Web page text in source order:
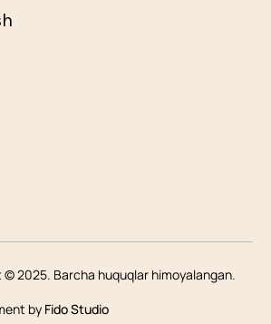
© 2025. Barcha huquqlar himoyalangan.
by Fido Studio